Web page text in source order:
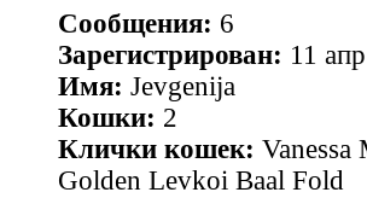
Сообщения: 6
Зарегистрирован: 11
Имя: Jevgenija
Кошки: 2
Клички кошек:
Golden Levkoi Baal Fold